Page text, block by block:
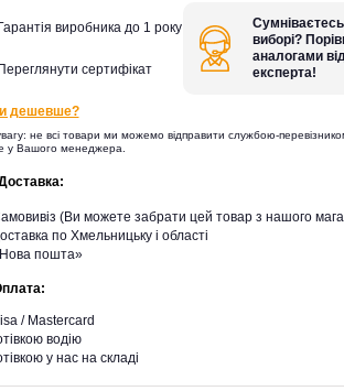
Гарантія виробника до 1 року
Переглянути сертифікат
виборі?
аналогами
експерта!
дешевше?
не всі товари ми можемо відправити службою-
у Вашого менеджера.
(Ви можете забрати цей товар з нашого
по Хмельницьку і області
пошта»
/ Mastercard
водію
у нас на складі